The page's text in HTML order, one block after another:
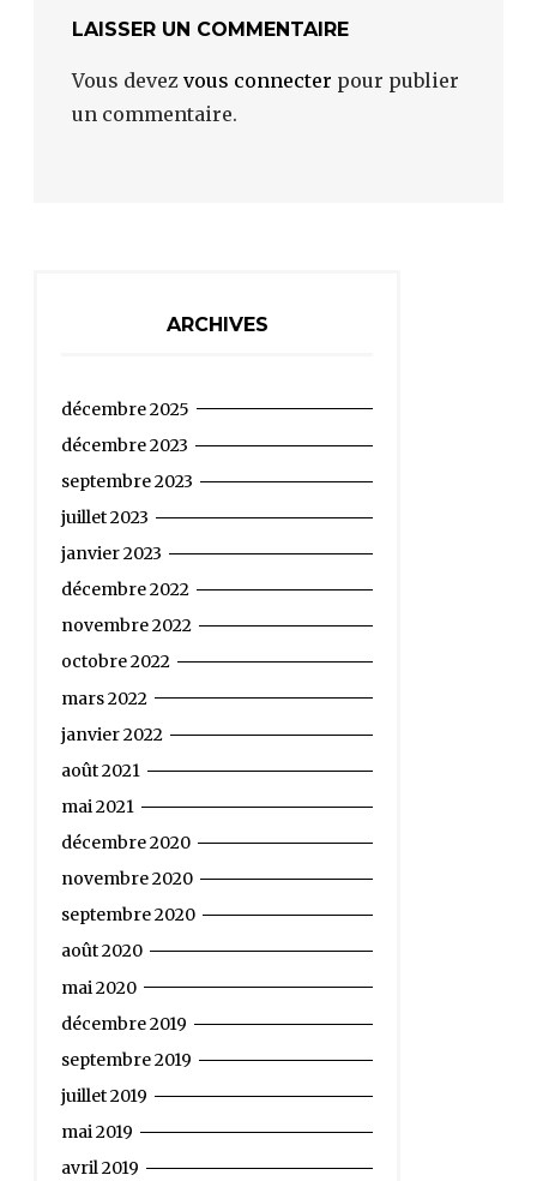
LAISSER UN COMMENTAIRE
Vous devez vous connecter pour publier
un commentaire.
ARCHIVES
décembre 2025
décembre 2023
septembre 2023
juillet 2023
janvier 2023
décembre 2022
novembre 2022
octobre 2022
mars 2022
janvier 2022
août 2021
mai 2021
décembre 2020
novembre 2020
septembre 2020
août 2020
mai 2020
décembre 2019
septembre 2019
juillet 2019
mai 2019
avril 2019